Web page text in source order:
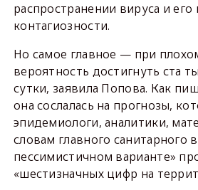
распространении вируса и его
контагиозности.
Но самое главное — при
вероятность достигнуть ста
сутки, заявила Попова. Как
она сослалась на прогнозы,
эпидемиологи, аналитики,
словам главного санитарного
пессимистичном варианте»
«шестизначных цифр на